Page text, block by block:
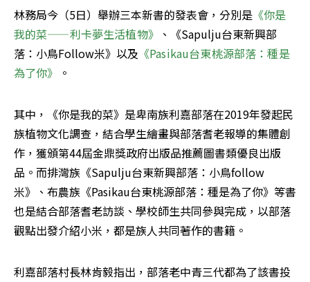
林務局今（5日）舉辦三本新書的發表會，分別是 《你是
我的菜——利卡夢生活植物》 、《Sapulju台東新興部
落：小鳥Follow米》以及 《Pasikau台東桃源部落：種是
為了你》
。
其中，《你是我的菜》是卑南族利嘉部落在2019年發起民
族植物文化調查，結合學生繪畫與部落耆老報導的集體創
作，獲頒第44屆金鼎獎政府出版品推薦圖書類優良出版
品。而排灣族《Sapulju台東新興部落：小鳥follow
米》、布農族《Pasikau台東桃源部落：種是為了你》等書
也是結合部落耆老訪談、學校師生共同參與完成，以部落
觀點出發介紹小米，都是族人共同著作的書籍。
利嘉部落村長林肯毅指出，部落老中青三代都為了該書投